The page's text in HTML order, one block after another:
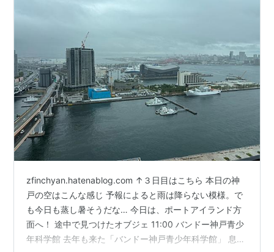
zfinchyan.hatenablog.com ↑３日目はこちら 本日の神
戸の空はこんな感じ 予報によると雨は降らない模様。で
も今日も蒸し暑そうだな… 今日は、ポートアイランド方
面へ！ 途中で見つけたオブジェ 11:00 バンドー神戸青少
年科学館 去年も来た「バンドー神戸青少年科学館」 息子